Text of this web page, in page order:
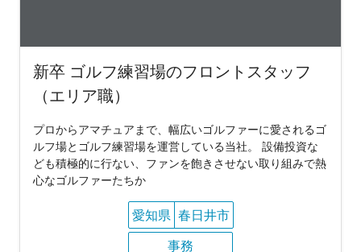
新卒 ゴルフ練習場のフロントスタッフ
（エリア職）
プロからアマチュアまで、幅広いゴルファーに愛されるゴ
ルフ場とゴルフ練習場を運営している当社。 設備投資な
ども積極的に行ない、ファンを飽きさせない取り組みで熱
心なゴルファーたちか
愛知県 春日井市
事務